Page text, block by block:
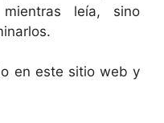
leía, sino
en este sitio web y